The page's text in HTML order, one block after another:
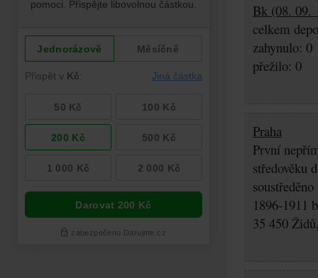
Bk (08. 09.
celkem
zahynulo: 0
přežilo: 0
Praha
První
středověku
1896-1911
35 450